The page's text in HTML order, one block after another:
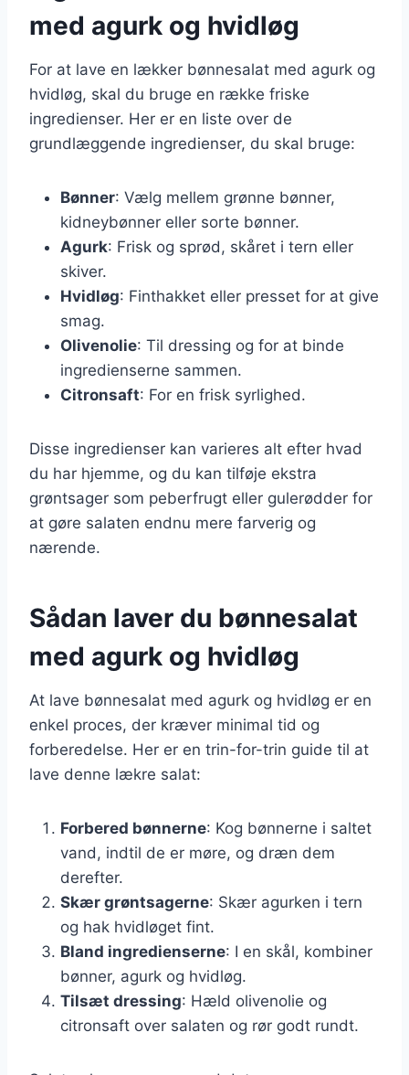
med agurk og hvidløg
For at lave en lækker bønnesalat med agurk og
hvidløg, skal du bruge en række friske
ingredienser. Her er en liste over de
grundlæggende ingredienser, du skal bruge:
Bønner: Vælg mellem grønne bønner,
kidneybønner eller sorte bønner.
Agurk: Frisk og sprød, skåret i tern eller
skiver.
Hvidløg: Finthakket eller presset for at give
smag.
Olivenolie: Til dressing og for at binde
ingredienserne sammen.
Citronsaft: For en frisk syrlighed.
Disse ingredienser kan varieres alt efter hvad
du har hjemme, og du kan tilføje ekstra
grøntsager som peberfrugt eller gulerødder for
at gøre salaten endnu mere farverig og
nærende.
Sådan laver du bønnesalat
med agurk og hvidløg
At lave bønnesalat med agurk og hvidløg er en
enkel proces, der kræver minimal tid og
forberedelse. Her er en trin-for-trin guide til at
lave denne lækre salat:
Forbered bønnerne: Kog bønnerne i saltet
vand, indtil de er møre, og dræn dem
derefter.
Skær grøntsagerne: Skær agurken i tern
og hak hvidløget fint.
Bland ingredienserne: I en skål, kombiner
bønner, agurk og hvidløg.
Tilsæt dressing: Hæld olivenolie og
citronsaft over salaten og rør godt rundt.